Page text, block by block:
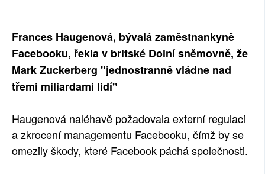
RUBRIKY
PLNÁ VERZE STRÁNEK
Frances Haugenová, bývalá zaměstnankyně
Facebooku, řekla v britské Dolní sněmovně, že
Mark Zuckerberg "jednostranně vládne nad
třemi miliardami lidí"
Haugenová naléhavě požadovala externí regulaci
a zkrocení managementu Facebooku, čímž by se
omezily škody, které Facebook páchá společnosti.